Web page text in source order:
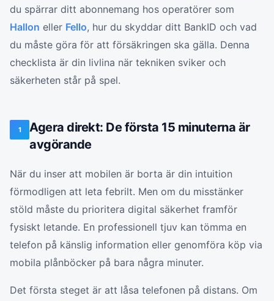
du spärrar ditt abonnemang hos operatörer som
Hallon eller Fello, hur du skyddar ditt BankID och vad
du måste göra för att försäkringen ska gälla. Denna
checklista är din livlina när tekniken sviker och
säkerheten står på spel.
1
Agera direkt: De första 15 minuterna är
avgörande
När du inser att mobilen är borta är din intuition
förmodligen att leta febrilt. Men om du misstänker
stöld måste du prioritera digital säkerhet framför
fysiskt letande. En professionell tjuv kan tömma en
telefon på känslig information eller genomföra köp via
mobila plånböcker på bara några minuter.
Det första steget är att låsa telefonen på distans. Om